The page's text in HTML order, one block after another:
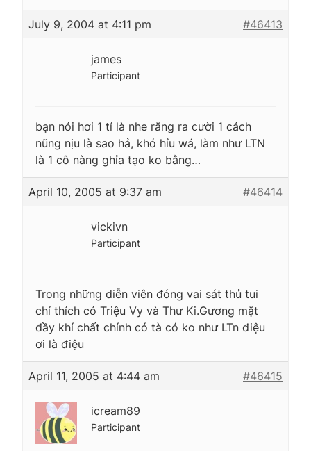
July 9, 2004 at 4:11 pm #46413
james
Participant
bạn nói hơi 1 tí là nhe răng ra cười 1 cách
nũng nịu là sao hả, khó hỉu wá, làm như LTN
là 1 cô nàng ghỉa tạo ko bằng…
April 10, 2005 at 9:37 am #46414
vickivn
Participant
Trong những diễn viên đóng vai sát thủ tui
chỉ thích có Triệu Vy và Thư Ki.Gương mặt
đầy khí chất chính có tà có ko như LTn điệu
ơi là điệu
April 11, 2005 at 4:44 am #46415
icream89
Participant